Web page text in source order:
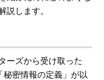
説します。
ーズから受け取った
密情報の定義」が以